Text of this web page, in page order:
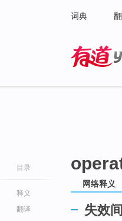
词典
目录
释义
翻译
网络释义
失效